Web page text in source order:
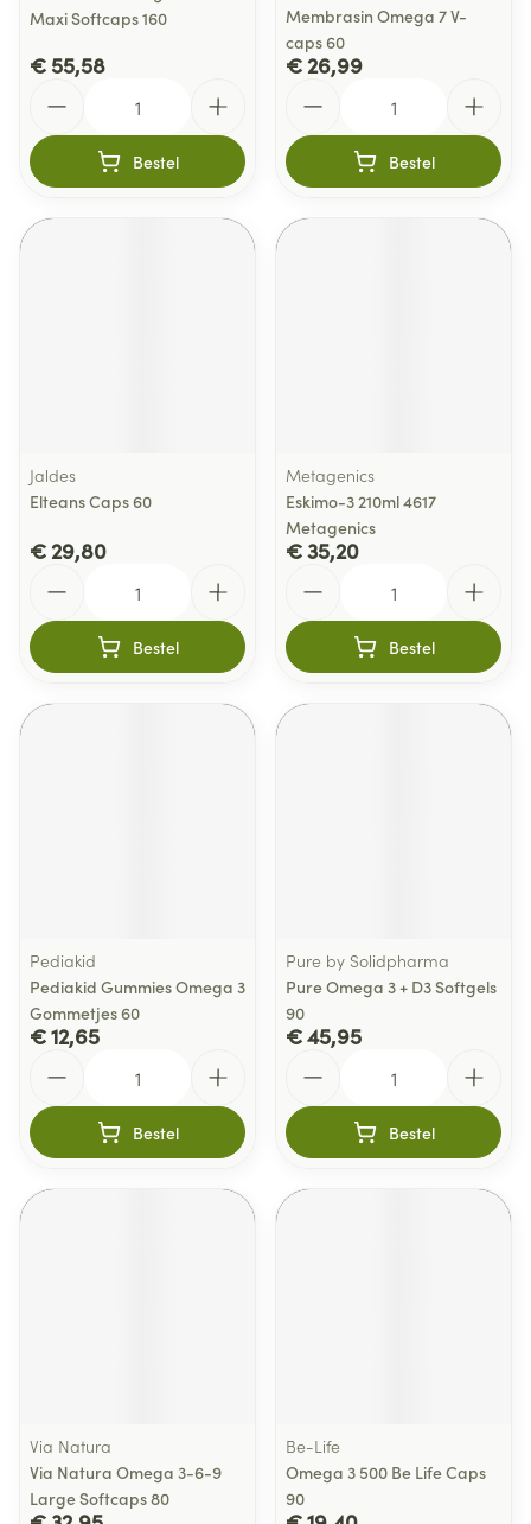
Maxi Softcaps 160
€ 55,58
Bestel
Membrasin Omega 7 V-
caps 60
€ 26,99
Bestel
Jaldes
Elteans Caps 60
€ 29,80
Bestel
Metagenics
Eskimo-3 210ml 4617
Metagenics
€ 35,20
Bestel
Pediakid
Pediakid Gummies Omega 3
Gommetjes 60
€ 12,65
Bestel
Pure by Solidpharma
Pure Omega 3 + D3 Softgels
90
€ 45,95
Bestel
Via Natura
Via Natura Omega 3-6-9
Large Softcaps 80
Be-Life
Omega 3 500 Be Life Caps
90